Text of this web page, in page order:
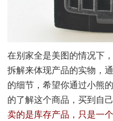
在别家全是美图的情况下
拆解来体现产品的实物，
的细节，希望你通过小熊
的了解这个商品，买到自
卖的是库存产品，只是一